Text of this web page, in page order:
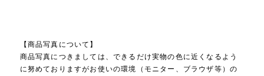
【商品写真について】
商品写真につきましては、できるだけ実物の色に近くなるよう
に努めておりますがお使いの環境（モニター、ブラウザ等）の